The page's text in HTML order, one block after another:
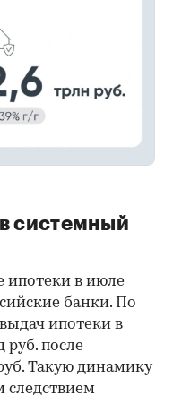
системный
ипотеки в июле
банки. По
ипотеки в
руб. после
Такую динамику
следствием